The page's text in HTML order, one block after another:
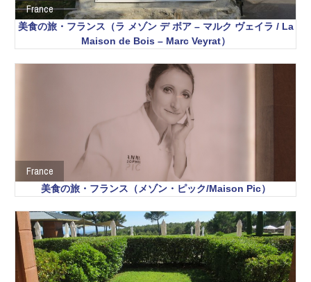
France
美食の旅・フランス（ラ メゾン デ ボア – マルク ヴェイラ / La
Maison de Bois – Marc Veyrat）
France
美食の旅・フランス（メゾン・ピック/Maison Pic）